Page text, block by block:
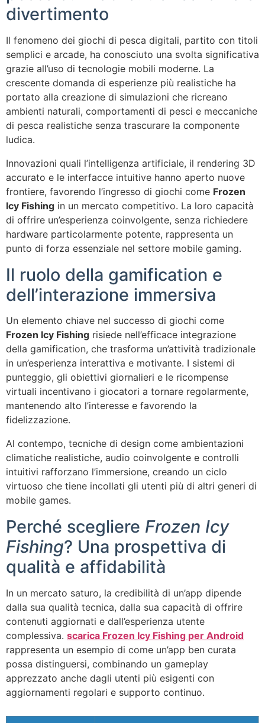
divertimento
Il fenomeno dei giochi di pesca digitali, partito con titoli
semplici e arcade, ha conosciuto una svolta significativa
grazie all’uso di tecnologie mobili moderne. La
crescente domanda di esperienze più realistiche ha
portato alla creazione di simulazioni che ricreano
ambienti naturali, comportamenti di pesci e meccaniche
di pesca realistiche senza trascurare la componente
ludica.
Innovazioni quali l’intelligenza artificiale, il rendering 3D
accurato e le interfacce intuitive hanno aperto nuove
frontiere, favorendo l’ingresso di giochi come Frozen
Icy Fishing in un mercato competitivo. La loro capacità
di offrire un’esperienza coinvolgente, senza richiedere
hardware particolarmente potente, rappresenta un
punto di forza essenziale nel settore mobile gaming.
Il ruolo della gamification e
dell’interazione immersiva
Un elemento chiave nel successo di giochi come
Frozen Icy Fishing risiede nell’efficace integrazione
della gamification, che trasforma un’attività tradizionale
in un’esperienza interattiva e motivante. I sistemi di
punteggio, gli obiettivi giornalieri e le ricompense
virtuali incentivano i giocatori a tornare regolarmente,
mantenendo alto l’interesse e favorendo la
fidelizzazione.
Al contempo, tecniche di design come ambientazioni
climatiche realistiche, audio coinvolgente e controlli
intuitivi rafforzano l’immersione, creando un ciclo
virtuoso che tiene incollati gli utenti più di altri generi di
mobile games.
Perché scegliere Frozen Icy
Fishing? Una prospettiva di
qualità e affidabilità
In un mercato saturo, la credibilità di un’app dipende
dalla sua qualità tecnica, dalla sua capacità di offrire
contenuti aggiornati e dall’esperienza utente
complessiva. scarica Frozen Icy Fishing per Android
rappresenta un esempio di come un’app ben curata
possa distinguersi, combinando un gameplay
apprezzato anche dagli utenti più esigenti con
aggiornamenti regolari e supporto continuo.